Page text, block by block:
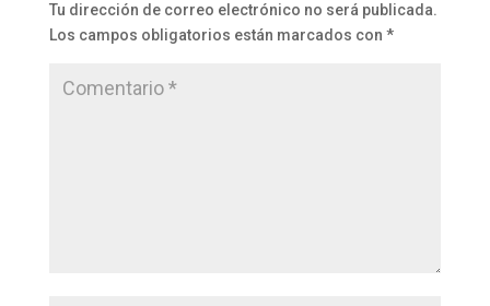
Tu dirección de correo electrónico no será publicada.
Los campos obligatorios están marcados con *